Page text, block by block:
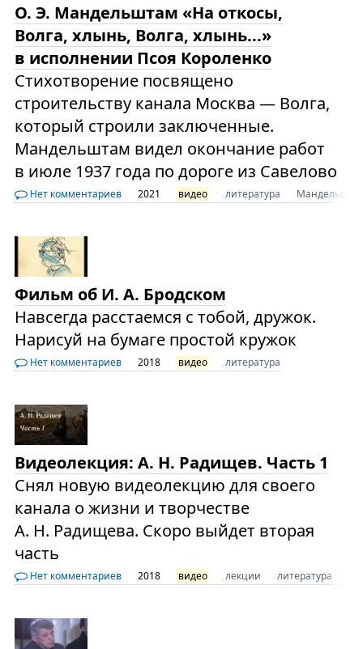
О. Э. Мандельштам «На откосы,
Волга, хлынь, Волга, хлынь...»
в исполнении Псоя Короленко
Стихотворение посвящено
строительству канала Москва — Волга,
который строили заключенные.
Мандельштам видел окончание работ
в июле 1937 года по дороге из Савелово
Нет комментариев 2021 видео литература
Фильм об И. А. Бродском
Навсегда расстаемся с тобой, дружок.
Нарисуй на бумаге простой кружок
Нет комментариев 2018 видео литература
Видеолекция: А. Н. Радищев. Часть 1
Снял новую видеолекцию для своего
канала о жизни и творчестве
А. Н. Радищева. Скоро выйдет вторая
часть
Нет комментариев 2018 видео лекции литература